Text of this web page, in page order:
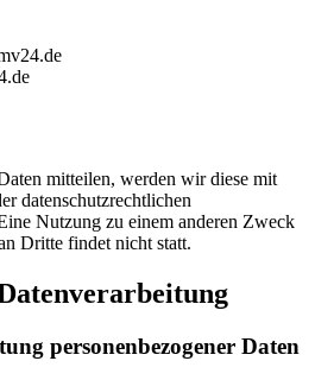
mitteilen, werden wir diese mit
datenschutzrechtlichen
Nutzung zu einem anderen Zweck
Dritte findet nicht statt.
personenbezogener Daten